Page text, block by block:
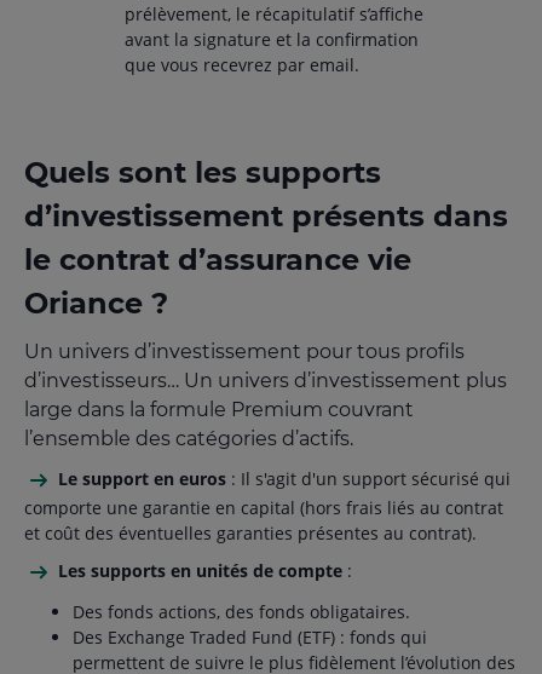
prélèvement, le récapitulatif s’affiche
avant la signature et la confirmation
que vous recevrez par email.
Quels sont les supports
d’investissement présents dans
le contrat d’assurance vie
Oriance ?
Un univers d’investissement pour tous profils
d’investisseurs… Un univers d’investissement plus
large dans la formule Premium couvrant
l’ensemble des catégories d’actifs.
Le support en euros : Il s'agit d'un support sécurisé qui
comporte une garantie en capital (hors frais liés au contrat
et coût des éventuelles garanties présentes au contrat).
Les supports en unités de compte :
Des fonds actions, des fonds obligataires.
Des Exchange Traded Fund (ETF) : fonds qui
permettent de suivre le plus fidèlement l’évolution des